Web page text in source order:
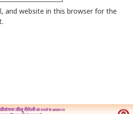
and website in this browser for the